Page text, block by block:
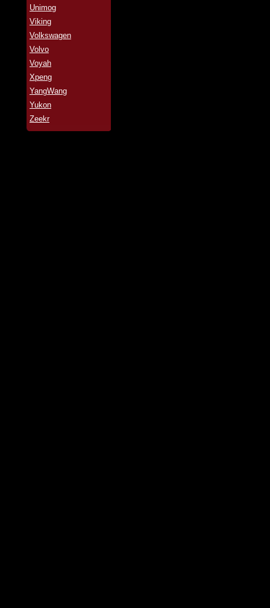
Unimog
Viking
Volkswagen
Volvo
Voyah
Xpeng
YangWang
Yukon
Zeekr